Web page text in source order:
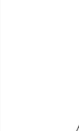
Erzählen,